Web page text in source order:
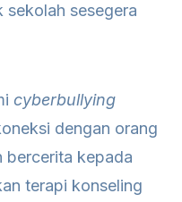
sekolah sesegera
cyberbullying
dengan orang
bercerita kepada
terapi konseling